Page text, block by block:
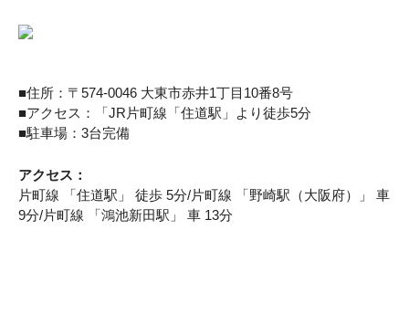
■住所：〒574-0046 大東市赤井1丁目10番8号
■アクセス：「JR片町線「住道駅」より徒歩5分
■駐車場：3台完備
アクセス：
片町線 「住道駅」 徒歩 5分/片町線 「野崎駅（大阪府）」 車
9分/片町線 「鴻池新田駅」 車 13分